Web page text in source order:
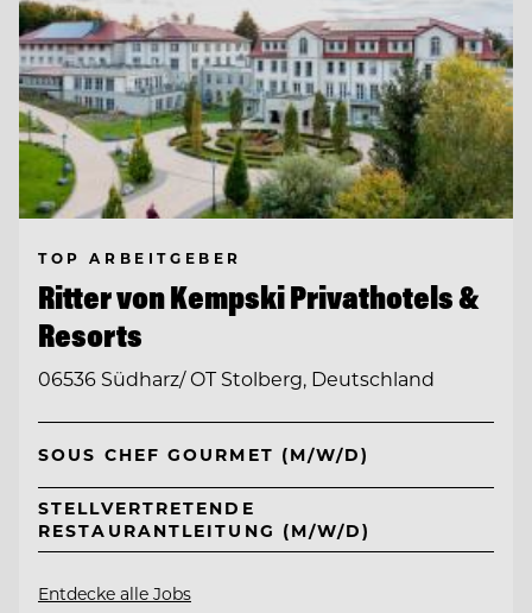
TOP ARBEITGEBER
Ritter von Kempski Privathotels &
Resorts
06536 Südharz/ OT Stolberg, Deutschland
SOUS CHEF GOURMET (M/W/D)
STELLVERTRETENDE
RESTAURANTLEITUNG (M/W/D)
Entdecke alle Jobs